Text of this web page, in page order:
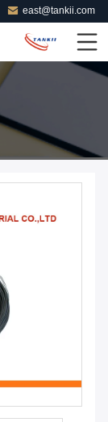
east@tankii.com